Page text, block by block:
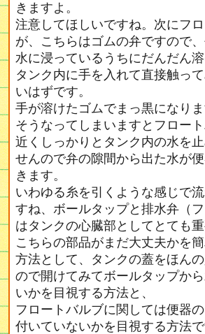
きますよ。
注意してほしいですね。次にフ
が、こちらはゴムの弁ですので
水に浸っているうちにだんだん溶
タンク内に手を入れて直接触っ
いはずです。
手が溶けたゴムでまっ黒になりま
そうなってしまいますとフロー
近くしっかりとタンク内の水を
せんので弁の隙間から出た水が
きます。
いわゆる糸を引くような感じで
すね、ボールタップと排水弁（フ
はタンクの心臓部としてとても重
こちらの部品がまだ大丈夫かを
方法として、タンクの蓋をほん
ので開けてみてボールタップか
いかを目視する方法と、
フロートバルブに関しては便器
付いていないかを目視する方法で